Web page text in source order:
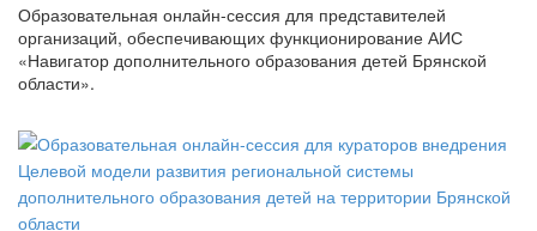
Образовательная онлайн-сессия для представителей
организаций, обеспечивающих функционирование АИС
«Навигатор дополнительного образования детей Брянской
области».